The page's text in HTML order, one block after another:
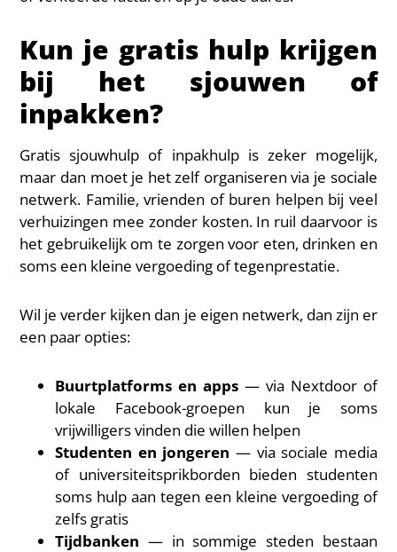
Kun je gratis hulp krijgen
bij het sjouwen of
inpakken?
Gratis sjouwhulp of inpakhulp is zeker mogelijk,
maar dan moet je het zelf organiseren via je sociale
netwerk. Familie, vrienden of buren helpen bij veel
verhuizingen mee zonder kosten. In ruil daarvoor is
het gebruikelijk om te zorgen voor eten, drinken en
soms een kleine vergoeding of tegenprestatie.
Wil je verder kijken dan je eigen netwerk, dan zijn er
een paar opties:
Buurtplatforms en apps — via Nextdoor of
lokale Facebook-groepen kun je soms
vrijwilligers vinden die willen helpen
Studenten en jongeren — via sociale media
of universiteitsprikborden bieden studenten
soms hulp aan tegen een kleine vergoeding of
zelfs gratis
Tijdbanken — in sommige steden bestaan